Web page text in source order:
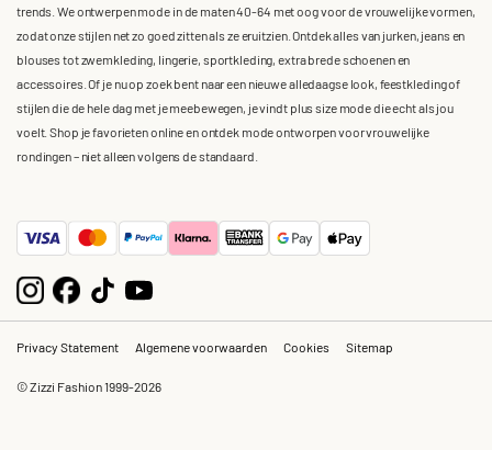
trends. We ontwerpen mode in de maten 40-64 met oog voor de vrouwelijke vormen,
zodat onze stijlen net zo goed zitten als ze eruitzien. Ontdek alles van jurken, jeans en
blouses tot zwemkleding, lingerie, sportkleding, extra brede schoenen en
accessoires. Of je nu op zoek bent naar een nieuwe alledaagse look, feestkleding of
stijlen die de hele dag met je meebewegen, je vindt plus size mode die echt als jou
voelt. Shop je favorieten online en ontdek mode ontworpen voor vrouwelijke
rondingen – niet alleen volgens de standaard.
Privacy Statement Algemene voorwaarden Cookies Sitemap
© Zizzi Fashion 1999-2026